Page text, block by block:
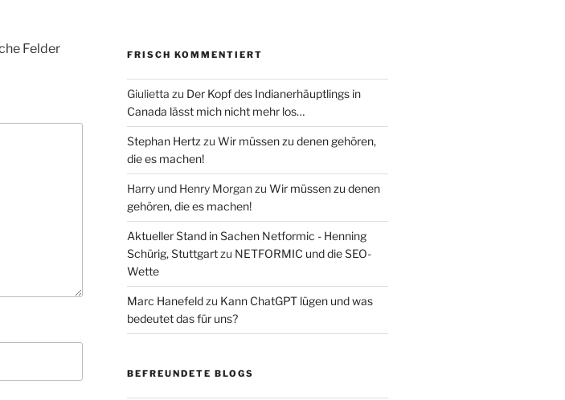
Felder
FRISCH KOMMENTIERT
Giulietta zu Der Kopf des Indianerhäuptlings in
Canada lässt mich nicht mehr los…
Stephan Hertz zu Wir müssen zu denen gehören,
die es machen!
Harry und Henry Morganzu Wir müssen zu denen
gehören, die es machen!
Aktueller Stand in Sachen Netformic - Henning
Schürig, Stuttgartzu NETFORMIC und die SEO-
Wette
Marc Hanefeldzu Kann ChatGPT lügen und was
bedeutet das für uns?
BEFREUNDETE BLOGS